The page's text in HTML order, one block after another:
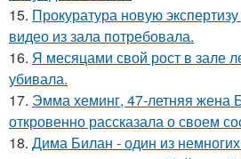
15. Прокуратура новую
видео из зала потребовала.
16. Я месяцами свой рост в зале
убивала.
17. Эмма хеминг, 47-летняя жена
откровенно рассказала о своем
18. Дима Билан - один из немногих